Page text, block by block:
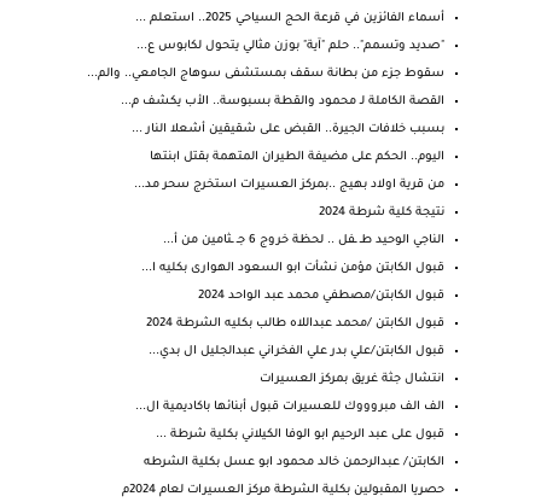
أسماء الفائزين في قرعة الحج السياحي 2025.. استعلم ...
"صديد وتسمم".. حلم "آية" بوزن مثالي يتحول لكابوس ع...
سقوط جزء من بطانة سقف بمستشفى سوهاج الجامعي.. والم...
القصة الكاملة لـ محمود والقطة بسبوسة.. الأب يكشف م...
بسبب خلافات الجيرة.. القبض على شقيقين أشعلا النار ...
اليوم.. الحكم على مضيفة الطيران المتهمة بقتل ابنتها
من قرية اولاد بهيج ..بمركز العسيرات استخرج سحر مد...
نتيجة كلية شرطة 2024
الناجي الوحيد طـ ـفل .. لحظة خروج 6 جـ ـثامين من أ...
قبول الكابتن مؤمن نشأت ابو السعود الهوارى بكليه ا...
قبول الكابتن/مصطفي محمد عبد الواحد 2024
قبول الكابتن /محمد عبداللاه طالب بكليه الشرطة 2024
قبول الكابتن/علي بدر علي الفخراني عبدالجليل ال بدي...
انتشال جثة غريق بمركز العسيرات
الف الف مبروووك للعسيرات قبول أبنائها باكاديمية ال...
قبول على عبد الرحيم ابو الوفا الكيلاني بكلية شرطة ...
الكابتن/ عبدالرحمن خالد محمود ابو عسل بكلية الشرطه
حصريا المقبولين بكلية الشرطة مركز العسيرات لعام 2024م